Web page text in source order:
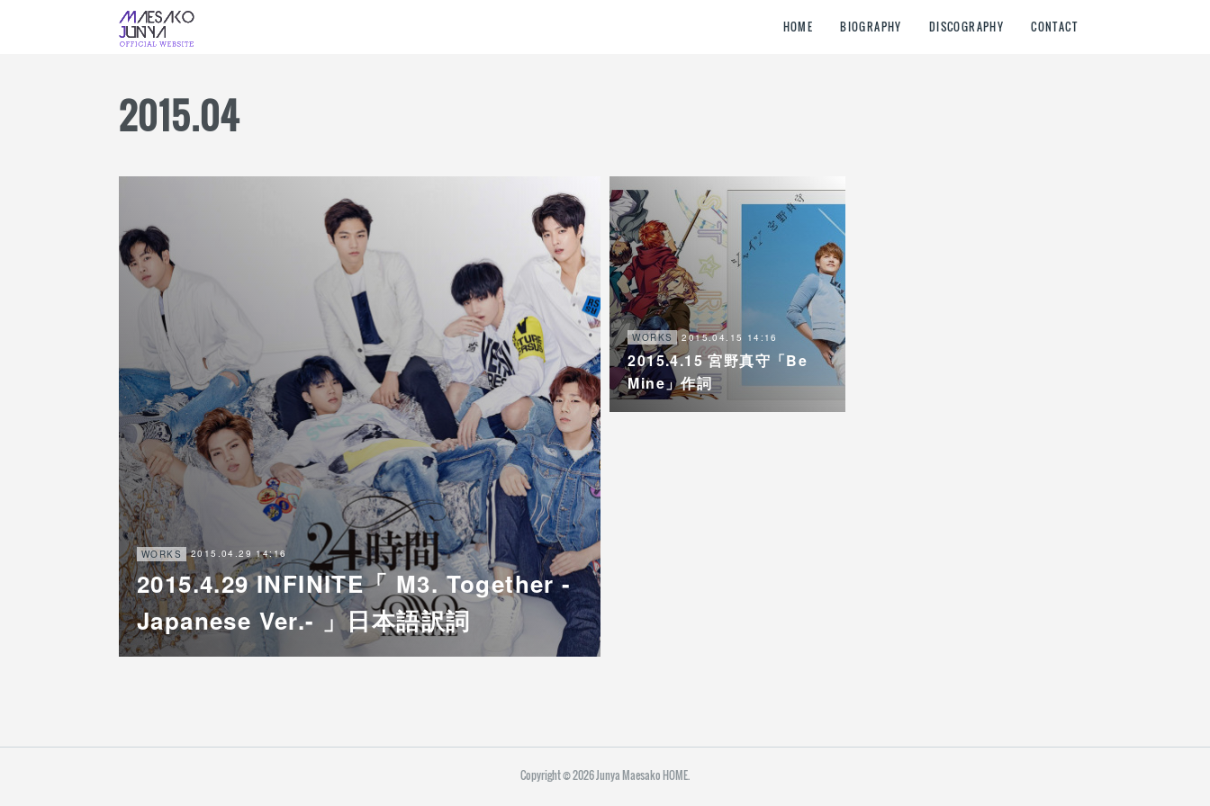
HOME BIOGRAPHY DISCOGRAPHY CONTACT
2015.04
WORKS 2015.04.29 14:16
2015.4.29 INFINITE「 M3. Together -
Japanese Ver.- 」日本語訳詞
WORKS 2015.04.15 14:16
2015.4.15 宮野真守「Be
Mine」作詞
Copyright ©2026Junya Maesako HOME.